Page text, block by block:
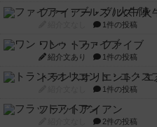
ファイアー・ブルズ / 火
1件の投稿
ワン・トゥ・ファイブ
紹介文あり 1件の投稿
トランスオリエント・エ
1件の投稿
フラットアイアン
2件の投稿